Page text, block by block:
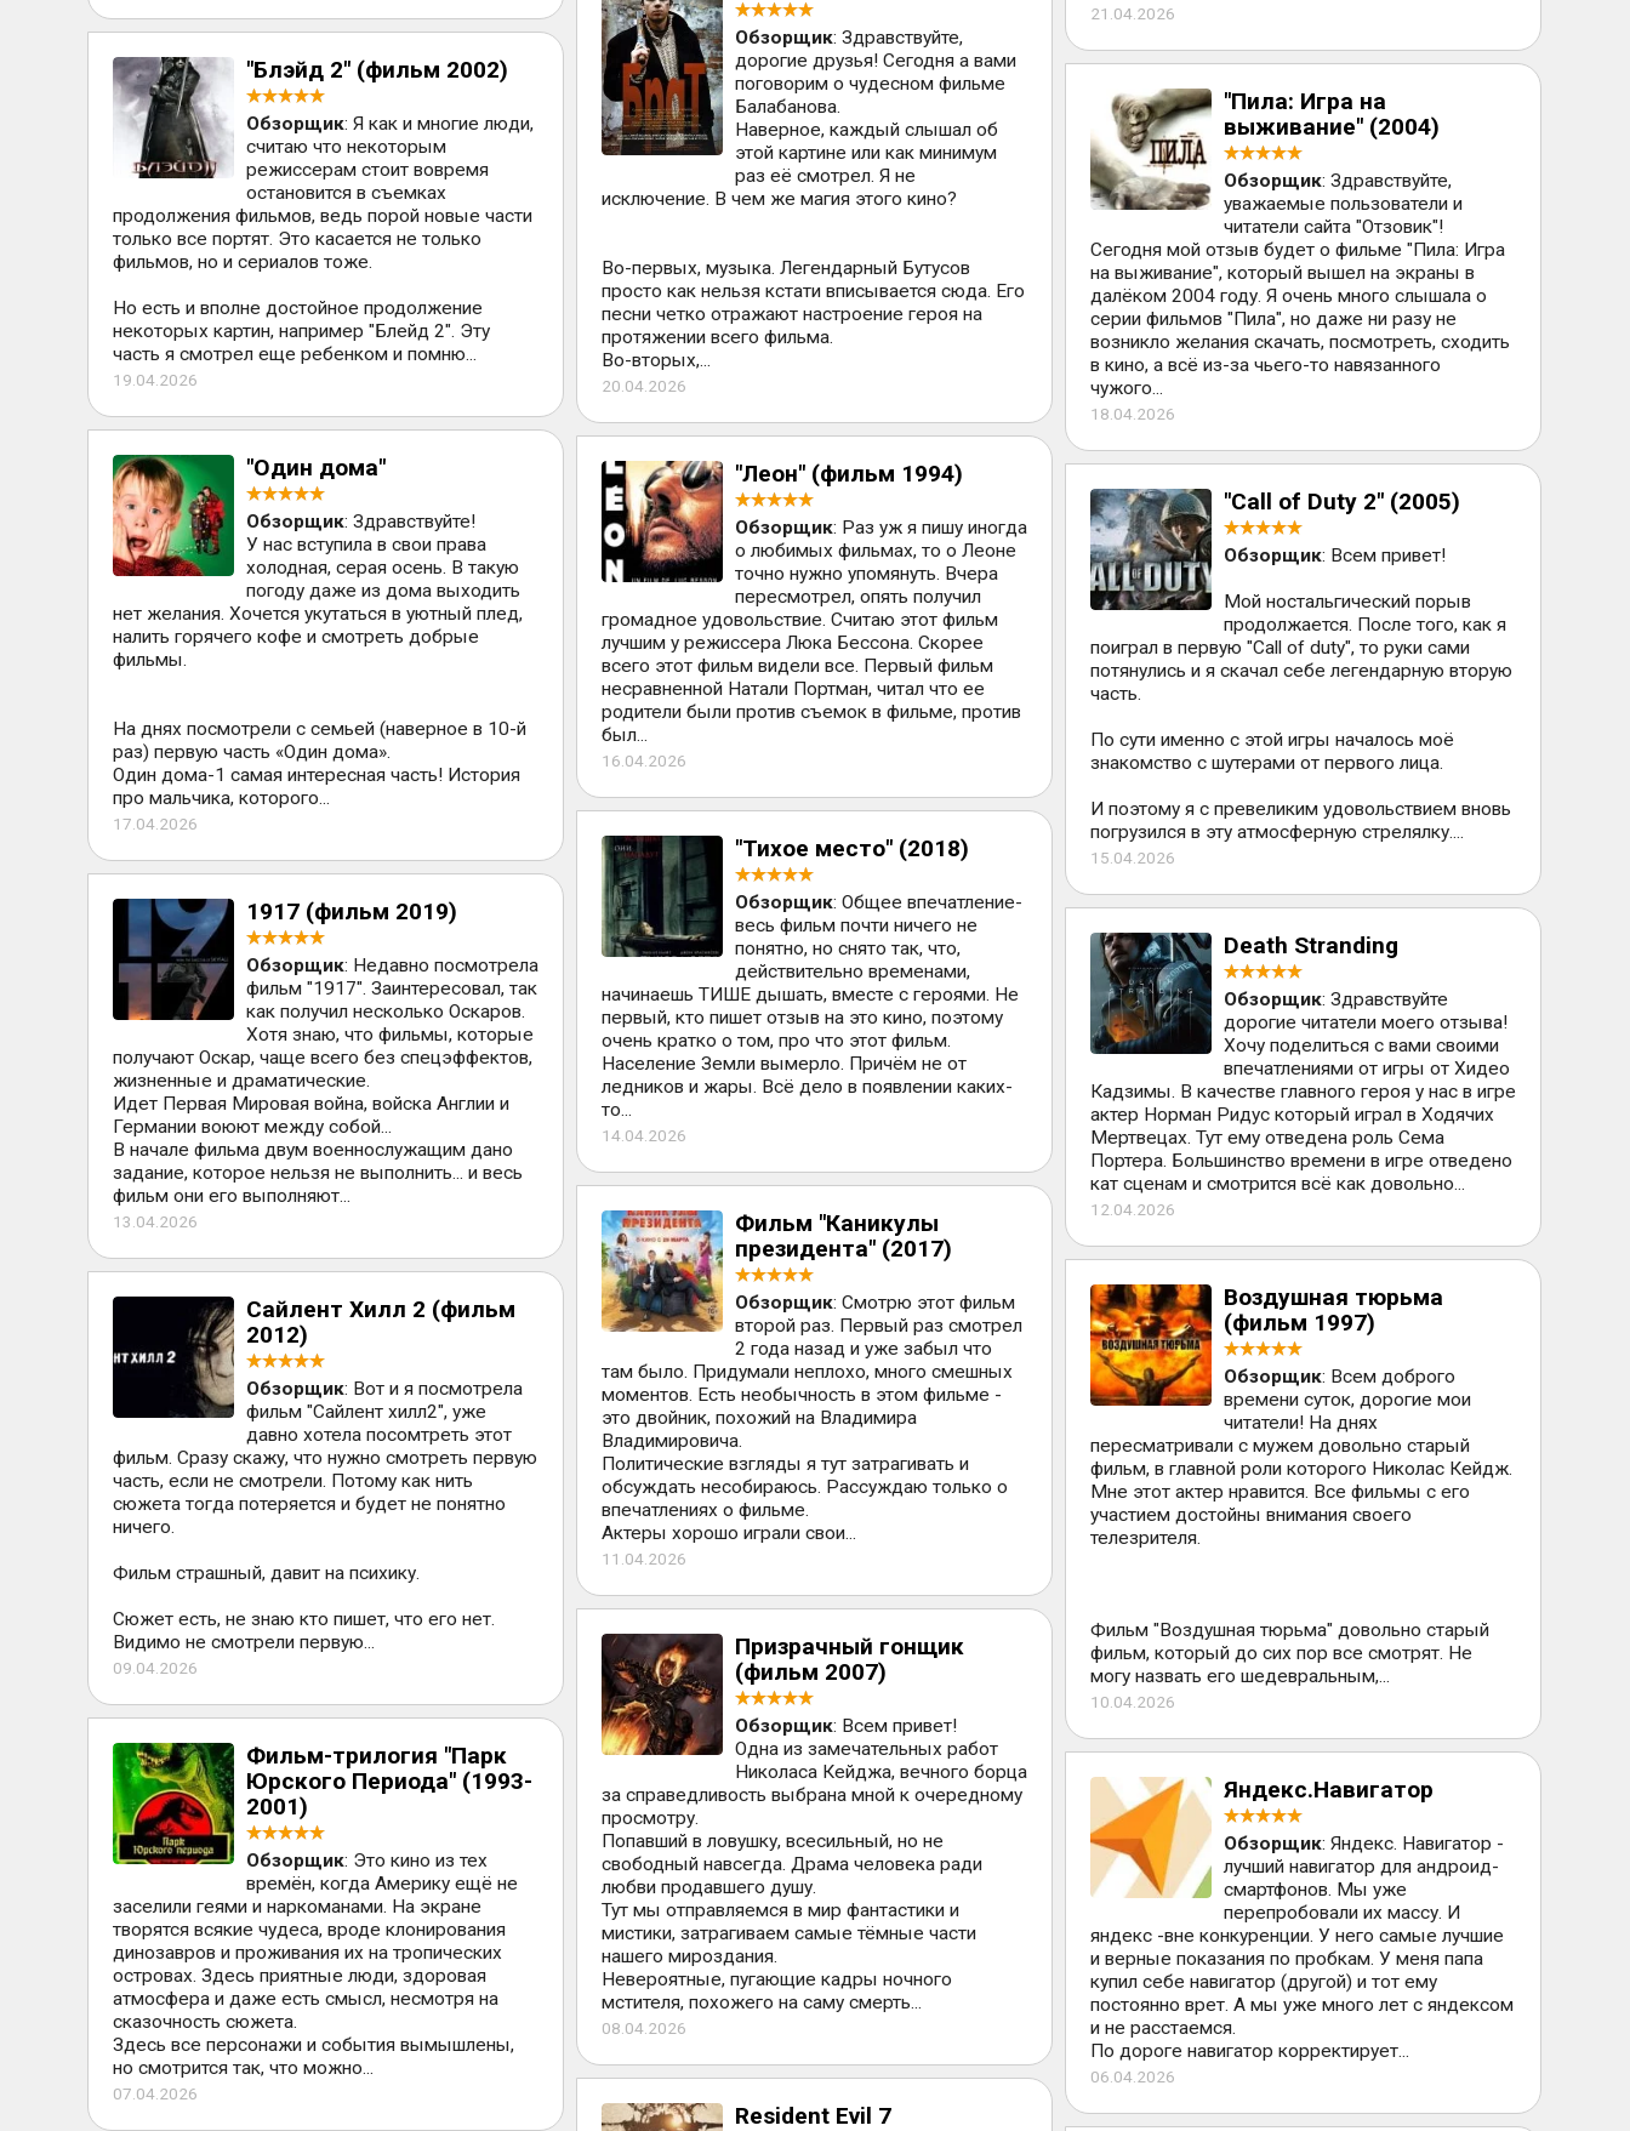
21.04.2026
Обзорщик: Здравствуйте,
дорогие друзья! Сегодня а вами
поговорим о чудесном фильме
Балабанова.
Наверное, каждый слышал об
этой картине или как минимум
раз её смотрел. Я не
исключение. В чем же магия этого кино?
Во-первых, музыка. Легендарный Бутусов
просто как нельзя кстати вписывается сюда. Его
песни четко отражают настроение героя на
протяжении всего фильма.
Во-вторых,...
20.04.2026
"Блэйд 2" (фильм 2002)
Обзорщик: Я как и многие люди,
считаю что некоторым
режиссерам стоит вовремя
остановится в съемках
продолжения фильмов, ведь порой новые части
только все портят. Это касается не только
фильмов, но и сериалов тоже.
Но есть и вполне достойное продолжение
некоторых картин, например "Блейд 2". Эту
часть я смотрел еще ребенком и помню...
19.04.2026
"Пила: Игра на
выживание" (2004)
Обзорщик: Здравствуйте,
уважаемые пользователи и
читатели сайта "Отзовик"!
Сегодня мой отзыв будет о фильме "Пила: Игра
на выживание", который вышел на экраны в
далёком 2004 году. Я очень много слышала о
серии фильмов "Пила", но даже ни разу не
возникло желания скачать, посмотреть, сходить
в кино, а всё из-за чьего-то навязанного
чужого...
18.04.2026
"Один дома"
Обзорщик: Здравствуйте!
У нас вступила в свои права
холодная, серая осень. В такую
погоду даже из дома выходить
нет желания. Хочется укутаться в уютный плед,
налить горячего кофе и смотреть добрые
фильмы.
На днях посмотрели с семьей (наверное в 10-й
раз) первую часть «Один дома».
Один дома-1 самая интересная часть! История
про мальчика, которого...
17.04.2026
"Леон" (фильм 1994)
Обзорщик: Раз уж я пишу иногда
о любимых фильмах, то о Леоне
точно нужно упомянуть. Вчера
пересмотрел, опять получил
громадное удовольствие. Считаю этот фильм
лучшим у режиссера Люка Бессона. Скорее
всего этот фильм видели все. Первый фильм
несравненной Натали Портман, читал что ее
родители были против съемок в фильме, против
был...
16.04.2026
"Call of Duty 2" (2005)
Обзорщик: Всем привет!
Мой ностальгический порыв
продолжается. После того, как я
поиграл в первую "Call of duty", то руки сами
потянулись и я скачал себе легендарную вторую
часть.
По сути именно с этой игры началось моё
знакомство с шутерами от первого лица.
И поэтому я с превеликим удовольствием вновь
погрузился в эту атмосферную стрелялку....
15.04.2026
"Тихое место" (2018)
Обзорщик: Общее впечатление-
весь фильм почти ничего не
понятно, но снято так, что,
действительно временами,
начинаешь ТИШЕ дышать, вместе с героями. Не
первый, кто пишет отзыв на это кино, поэтому
очень кратко о том, про что этот фильм.
Население Земли вымерло. Причём не от
ледников и жары. Всё дело в появлении каких-
то...
14.04.2026
1917 (фильм 2019)
Обзорщик: Недавно посмотрела
фильм "1917". Заинтересовал, так
как получил несколько Оскаров.
Хотя знаю, что фильмы, которые
получают Оскар, чаще всего без спецэффектов,
жизненные и драматические.
Идет Первая Мировая война, войска Англии и
Германии воюют между собой...
В начале фильма двум военнослужащим дано
задание, которое нельзя не выполнить... и весь
фильм они его выполняют...
13.04.2026
Death Stranding
Обзорщик: Здравствуйте
дорогие читатели моего отзыва!
Хочу поделиться с вами своими
впечатлениями от игры от Хидео
Кадзимы. В качестве главного героя у нас в игре
актер Норман Ридус который играл в Ходячих
Мертвецах. Тут ему отведена роль Сема
Портера. Большинство времени в игре отведено
кат сценам и смотрится всё как довольно...
12.04.2026
Фильм "Каникулы
президента" (2017)
Обзорщик: Смотрю этот фильм
второй раз. Первый раз смотрел
2 года назад и уже забыл что
там было. Придумали неплохо, много смешных
моментов. Есть необычность в этом фильме -
это двойник, похожий на Владимира
Владимировича.
Политические взгляды я тут затрагивать и
обсуждать несобираюсь. Рассуждаю только о
впечатлениях о фильме.
Актеры хорошо играли свои...
11.04.2026
Воздушная тюрьма
(фильм 1997)
Обзорщик: Всем доброго
времени суток, дорогие мои
читатели! На днях
пересматривали с мужем довольно старый
фильм, в главной роли которого Николас Кейдж.
Мне этот актер нравится. Все фильмы с его
участием достойны внимания своего
телезрителя.
Фильм "Воздушная тюрьма" довольно старый
фильм, который до сих пор все смотрят. Не
могу назвать его шедевральным,...
10.04.2026
Сайлент Хилл 2 (фильм
2012)
Обзорщик: Вот и я посмотрела
фильм "Сайлент хилл2", уже
давно хотела посомтреть этот
фильм. Сразу скажу, что нужно смотреть первую
часть, если не смотрели. Потому как нить
сюжета тогда потеряется и будет не понятно
ничего.
Фильм страшный, давит на психику.
Сюжет есть, не знаю кто пишет, что его нет.
Видимо не смотрели первую...
09.04.2026
Призрачный гонщик
(фильм 2007)
Обзорщик: Всем привет!
Одна из замечательных работ
Николаса Кейджа, вечного борца
за справедливость выбрана мной к очередному
просмотру.
Попавший в ловушку, всесильный, но не
свободный навсегда. Драма человека ради
любви продавшего душу.
Тут мы отправляемся в мир фантастики и
мистики, затрагиваем самые тёмные части
нашего мироздания.
Невероятные, пугающие кадры ночного
мстителя, похожего на саму смерть...
08.04.2026
Фильм-трилогия "Парк
Юрского Периода" (1993-
2001)
Обзорщик: Это кино из тех
времён, когда Америку ещё не
заселили геями и наркоманами. На экране
творятся всякие чудеса, вроде клонирования
динозавров и проживания их на тропических
островах. Здесь приятные люди, здоровая
атмосфера и даже есть смысл, несмотря на
сказочность сюжета.
Здесь все персонажи и события вымышлены,
но смотрится так, что можно...
07.04.2026
Яндекс.Навигатор
Обзорщик: Яндекс. Навигатор -
лучший навигатор для андроид-
смартфонов. Мы уже
перепробовали их массу. И
яндекс -вне конкуренции. У него самые лучшие
и верные показания по пробкам. У меня папа
купил себе навигатор (другой) и тот ему
постоянно врет. А мы уже много лет с яндексом
и не расстаемся.
По дороге навигатор корректирует...
06.04.2026
Resident Evil 7